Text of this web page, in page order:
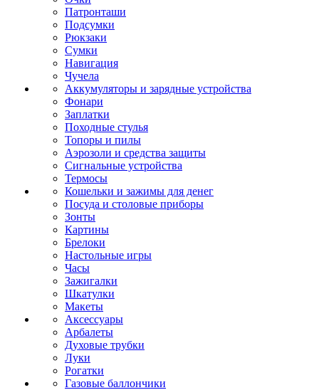
Патронташи
Подсумки
Рюкзаки
Сумки
Навигация
Чучела
Аккумуляторы и зарядные устройства
Фонари
Заплатки
Походные стулья
Топоры и пилы
Аэрозоли и средства защиты
Сигнальные устройства
Термосы
Кошельки и зажимы для денег
Посуда и столовые приборы
Зонты
Картины
Брелоки
Настольные игры
Часы
Зажигалки
Шкатулки
Макеты
Аксессуары
Арбалеты
Духовые трубки
Луки
Рогатки
Газовые баллончики